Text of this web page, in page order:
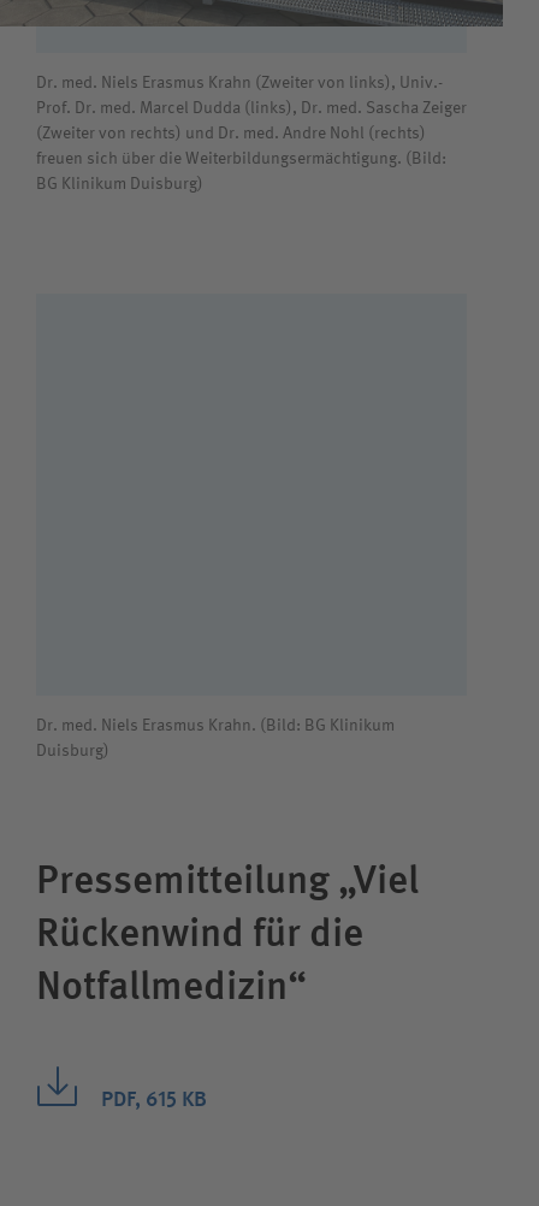
Dr. med. Niels Erasmus Krahn (Zweiter von links), Univ.-
Prof. Dr. med. Marcel Dudda (links), Dr. med. Sascha Zeiger
(Zweiter von rechts) und Dr. med. Andre Nohl (rechts)
freuen sich über die Weiterbildungsermächtigung. (Bild:
BG Klinikum Duisburg)
Dr. med. Niels Erasmus Krahn. (Bild: BG Klinikum
Duisburg)
Pressemitteilung „Viel
Rückenwind für die
Notfallmedizin“
PDF, 615 KB